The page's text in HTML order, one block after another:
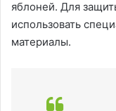
яблоней. Для
использовать
материалы.